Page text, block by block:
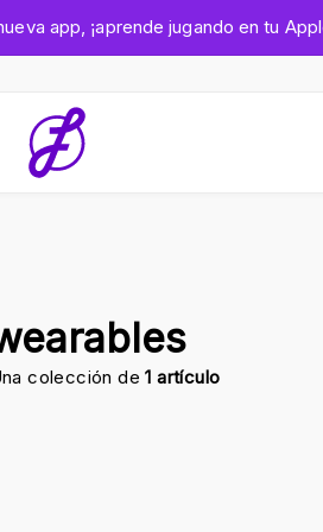
app, ¡aprende jugando en tu
colección de1 artículo